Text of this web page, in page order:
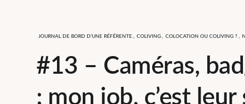
JOURNAL DE BORD D’UNE RÉFÉRENTE , COLIVING , COLOCATION OU COLIVING ? ,
#13 – Caméras,
: mon job, c’est